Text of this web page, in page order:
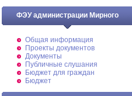
ФЭУ администрации Мирного
Общая информация
Проекты документов
Документы
Публичные слушания
Бюджет для граждан
Бюджет